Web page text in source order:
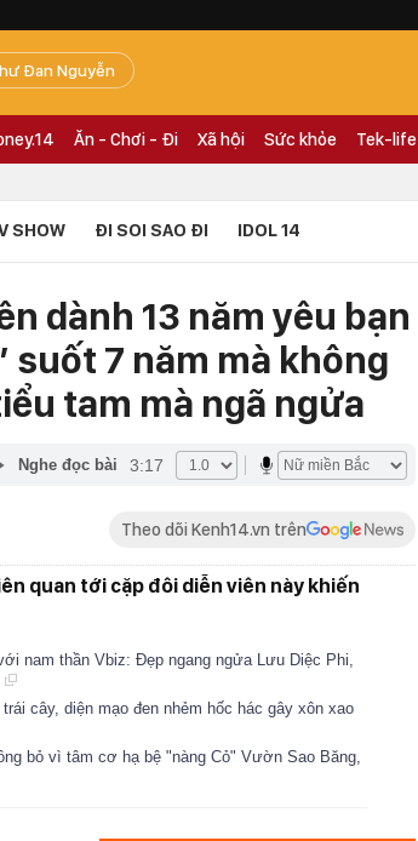
Đan Nguyễn
Ăn - Chơi - Đi Xã hội Sức khỏe Tek-life
SHOW ĐI SOI SAO ĐI IDOL 14
dành 13 năm yêu bạn
7 năm mà không
tam mà ngã ngửa
Nghe đọc bài 3:17
Theo dõi Kenh14.vn trên
quan tới cặp đôi diễn viên này khiến
nam thần Vbiz: Đẹp ngang ngửa Lưu Diệc Phi,
cây, diện mạo đen nhẻm hốc hác gây xôn xao
bỏ vì tâm cơ hạ bệ "nàng Cỏ" Vườn Sao Băng,